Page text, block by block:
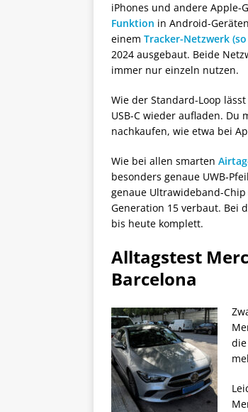
iPhones und andere Apple-
Funktion in Android-
einem Tracker-Netzwerk
2024 ausgebaut. Beide
immer nur einzeln nutzen.
Wie der Standard-Loop
USB-C wieder aufladen.
nachkaufen, wie etwa bei
Wie bei allen smarten
besonders genaue
genaue Ultrawideband-
Generation 15 verbaut. Bei
bis heute komplett.
Alltagstest
Barcelona